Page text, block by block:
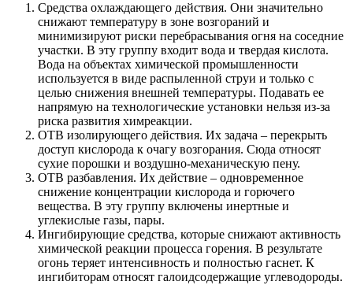
Средства охлаждающего действия. Они значительно
снижают температуру в зоне возгораний и
минимизируют риски перебрасывания огня на соседние
участки. В эту группу входит вода и твердая кислота.
Вода на объектах химической промышленности
используется в виде распыленной струи и только с
целью снижения внешней температуры. Подавать ее
напрямую на технологические установки нельзя из-за
риска развития химреакции.
ОТВ изолирующего действия. Их задача – перекрыть
доступ кислорода к очагу возгорания. Сюда относят
сухие порошки и воздушно-механическую пену.
ОТВ разбавления. Их действие – одновременное
снижение концентрации кислорода и горючего
вещества. В эту группу включены инертные и
углекислые газы, пары.
Ингибирующие средства, которые снижают активность
химической реакции процесса горения. В результате
огонь теряет интенсивность и полностью гаснет. К
ингибиторам относят галоидсодержащие углеводороды.